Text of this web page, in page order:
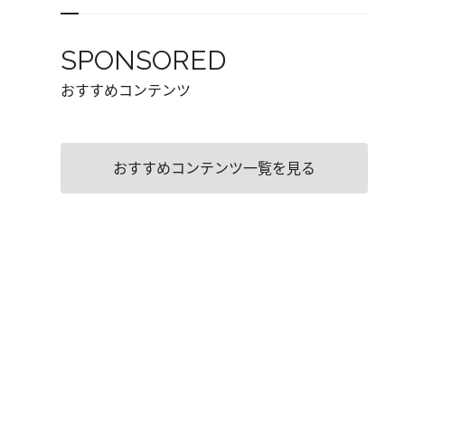
SPONSORED
おすすめコンテンツ
おすすめコンテンツ一覧を見る